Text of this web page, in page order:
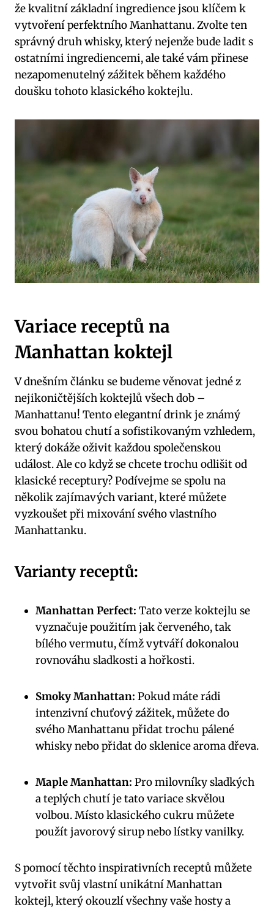
že kvalitní základní ingredience jsou klíčem k
vytvoření perfektního Manhattanu. Zvolte ten
správný druh whisky, který nejenže bude ladit s
ostatními ingrediencemi, ale také vám přinese
nezapomenutelný zážitek během každého
doušku tohoto klasického koktejlu.
Variace receptů na
Manhattan koktejl
V dnešním článku se budeme věnovat jedné z
nejikoničtějších koktejlů všech dob –
Manhattanu! Tento elegantní drink je známý
svou bohatou chutí a sofistikovaným vzhledem,
který dokáže oživit každou společenskou
událost. Ale co když se chcete trochu odlišit od
klasické receptury? Podívejme se spolu na
několik zajímavých variant, které můžete
vyzkoušet při mixování svého vlastního
Manhattanku.
Varianty receptů:
Manhattan Perfect: Tato verze koktejlu se
vyznačuje použitím jak červeného, tak
bílého vermutu, čímž vytváří dokonalou
rovnováhu sladkosti a hořkosti.
Smoky Manhattan: Pokud máte rádi
intenzivní chuťový zážitek, můžete do
svého Manhattanu přidat trochu pálené
whisky nebo přidat do sklenice aroma dřeva.
Maple Manhattan: Pro milovníky sladkých
a teplých chutí je tato variace skvělou
volbou. Místo klasického cukru můžete
použít javorový sirup nebo lístky vanilky.
S pomocí těchto inspirativních receptů můžete
vytvořit svůj vlastní unikátní Manhattan
koktejl, který okouzlí všechny vaše hosty a